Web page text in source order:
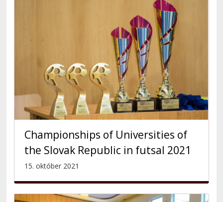
Championships of Universities of
the Slovak Republic in futsal 2021
15. október 2021